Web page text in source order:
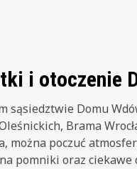
i otoczenie
sąsiedztwie Domu
Brama
można poczuć
pomniki oraz